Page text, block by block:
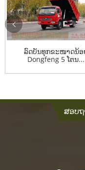
ລົດບັນທຸກຂະໜາດນ້ອ
Dongfeng 5 ໂຕນ...
ສອບ